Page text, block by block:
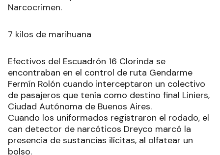
Narcocrimen.
7 kilos de marihuana
Efectivos del Escuadrón 16 Clorinda se
encontraban en el control de ruta Gendarme
Fermín Rolón cuando interceptaron un colectivo
de pasajeros que tenía como destino final Liniers,
Ciudad Autónoma de Buenos Aires.
Cuando los uniformados registraron el rodado, el
can detector de narcóticos Dreyco marcó la
presencia de sustancias ilícitas, al olfatear un
bolso.